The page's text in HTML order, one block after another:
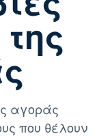
αγοράς
που θέλουν